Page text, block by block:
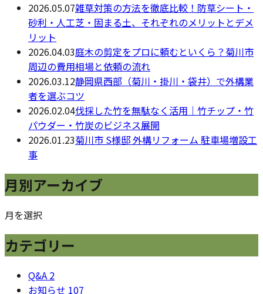
2026.05.07雑草対策の方法を徹底比較！防草シート・
砂利・人工芝・固まる土、それぞれのメリットとデメ
リット
2026.04.03庭木の剪定をプロに頼むといくら？菊川市
周辺の費用相場と依頼の流れ
2026.03.12静岡県西部（菊川・掛川・袋井）で外構業
者を選ぶコツ
2026.02.04伐採した竹を無駄なく活用｜竹チップ・竹
パウダー・竹炭のビジネス展開
2026.01.23菊川市 S様邸 外構リフォーム 駐車場増設工
事
月別アーカイブ
月を選択
カテゴリー
Q&A 2
お知らせ 107